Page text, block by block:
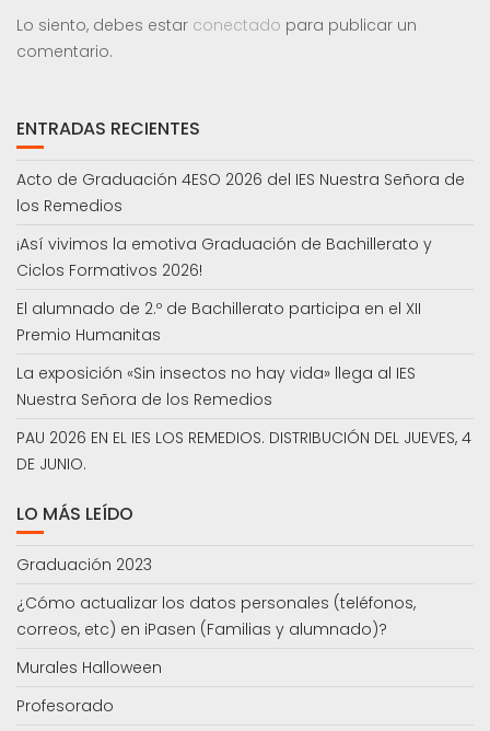
Lo siento, debes estar conectado para publicar un
comentario.
ENTRADAS RECIENTES
Acto de Graduación 4ESO 2026 del IES Nuestra Señora de
los Remedios
¡Así vivimos la emotiva Graduación de Bachillerato y
Ciclos Formativos 2026!
El alumnado de 2.º de Bachillerato participa en el XII
Premio Humanitas
La exposición «Sin insectos no hay vida» llega al IES
Nuestra Señora de los Remedios
PAU 2026 EN EL IES LOS REMEDIOS. DISTRIBUCIÓN DEL JUEVES, 4
DE JUNIO.
LO MÁS LEÍDO
Graduación 2023
¿Cómo actualizar los datos personales (teléfonos,
correos, etc) en iPasen (Familias y alumnado)?
Murales Halloween
Profesorado